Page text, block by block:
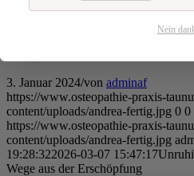
3. Januar 2024/von adminaf
https://www.osteopathie-praxis-
content/uploads/andrea-fertig.jpg 0 0
https://www.osteopathie-praxis-
content/uploads/andrea-fertig.jpg
19:28:322026-03-07 15:47:17
Wege aus der Erschöpfung
Nein